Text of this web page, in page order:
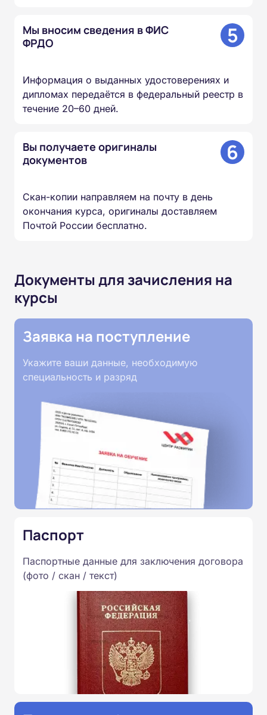
Мы вносим сведения в ФИС
ФРДО
5
Информация о выданных удостоверениях и
дипломах передаётся в федеральный реестр в
течение 20–60 дней.
Вы получаете оригиналы
документов
6
Скан-копии направляем на почту в день
окончания курса, оригиналы доставляем
Почтой России бесплатно.
Документы для зачисления на
курсы
Заявка на поступление
Укажите ваши данные, необходимую
специальность и разряд
Паспорт
Паспортные данные для заключения договора
(фото / скан / текст)